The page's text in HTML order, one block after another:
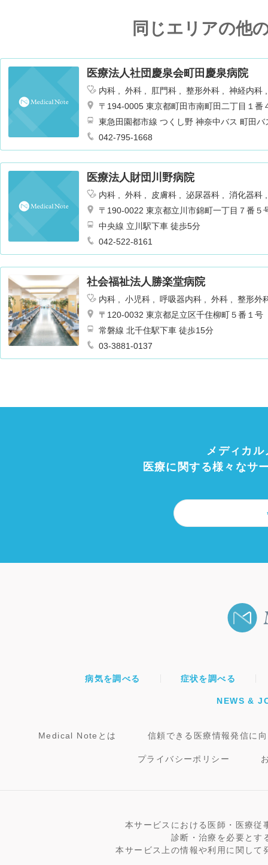
同じエリアの他
医療法人社団慶泉会町田慶泉病院
内科 外科 肛門科 整形外科
神経内科
ョン
腎臓内科・外科 麻酔科
〒194-0005 東京都町田市南町田二丁目１番
東急田園都市線 つくし野 神奈中バス 町田
042-795-1668
医療法人財団川野病院
内科 外科 皮膚科 泌尿器科
消化器科
リテーション
肛門科 神経内科
〒190-0022 東京都立川市錦町一丁目７番５
中央線 立川駅下車 徒歩5分
042-522-8161
社会福祉法人勝楽堂病院
内科 小児科 呼吸器内科 外科
整形外
ギー科
リハビリテーション 乳腺外科
〒120-0032 東京都足立区千住柳町５番１号
常磐線 北千住駅下車 徒歩15分
03-3881-0137
メディカ
医療に関する様々なサ
病気を調べる 症状を調べる
NEWS &
Medical Noteとは 信頼できる医療情報発信に
プライバシーポリシー
本サービスにおける医師・医療従
診断・治療を必要とす
本サービス上の情報や利用に関し